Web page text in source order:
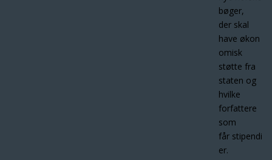
bøger,
der skal
have økon
omisk
støtte fra
staten og
hvilke
forfattere
som
får stipendi
er.